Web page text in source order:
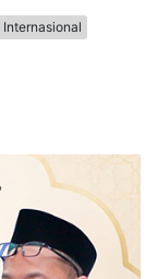
Internasional